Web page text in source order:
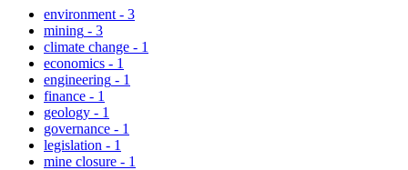
environment - 3
mining - 3
climate change - 1
economics - 1
engineering - 1
finance - 1
geology - 1
governance - 1
legislation - 1
mine closure - 1